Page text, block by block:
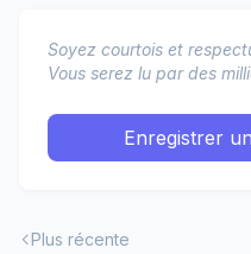
Soyez courtois et
Vous serez lu par des
Enregistrer
Plus récente